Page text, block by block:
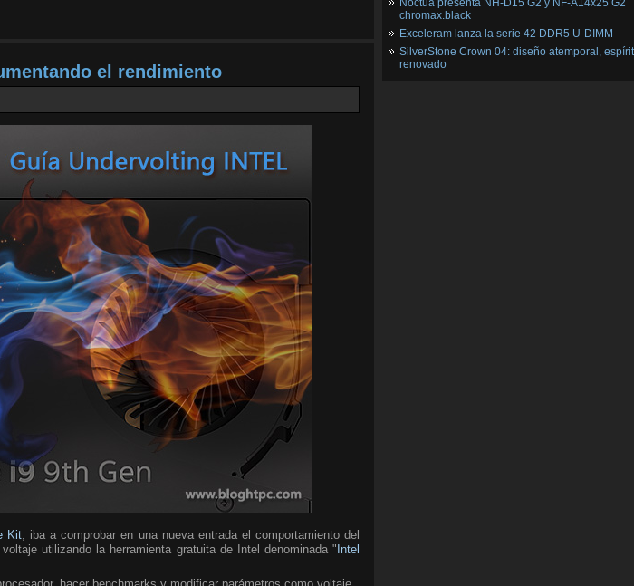
el rendimiento
Kit , iba a comprobar en una nueva entrada el comportamiento del
utilizando la herramienta gratuita de Intel denominada "Intel
Noctua presenta NH-D15 G2 y NF-A14x25 G2
chromax.black
Exceleram lanza la serie 42 DDR5 U-DIMM
SilverStone Crown 04: diseño atemporal,
renovado